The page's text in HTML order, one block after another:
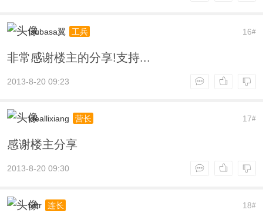
16#
tsubasa翼 工兵
非常感谢楼主的分享!支持...
2013-8-20 09:23
17#
ideallixiang 营长
感谢楼主分享
2013-8-20 09:30
18#
lxttr 连长